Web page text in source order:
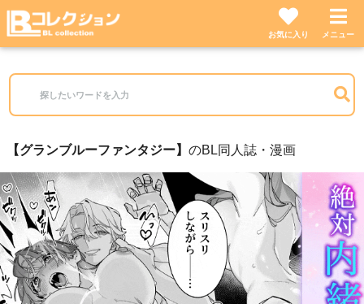
お気に入り メニュー
グランブルーファンタジー のBL同人誌・漫画